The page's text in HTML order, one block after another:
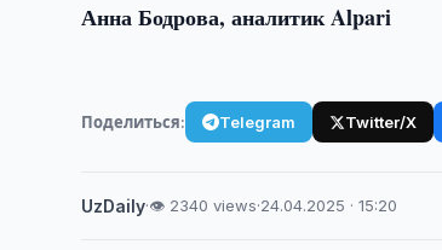
Анна Бодрова, аналитик Alpari
Поделиться: Telegram Twitter/X
UzDaily·👁 2340 views·24.04.2025 · 15:20